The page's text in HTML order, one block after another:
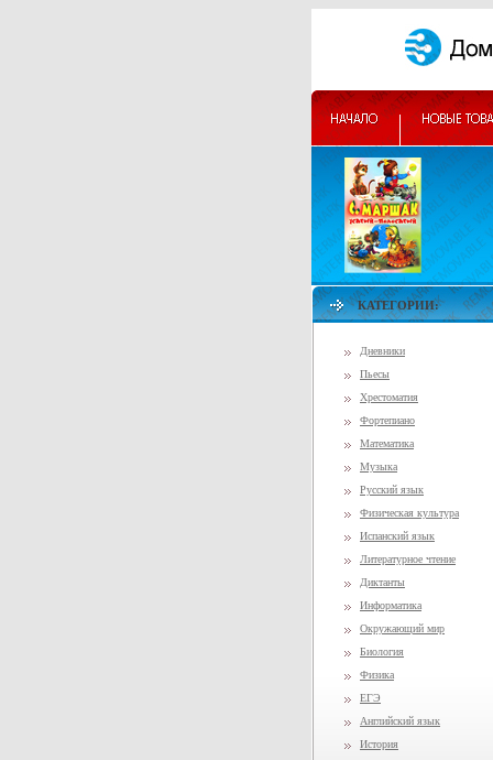
КАТЕГОРИИ:
Дневники
Пьесы
Хрестоматия
Фортепиано
Математика
Музыка
Русский язык
Физическая культура
Испанский язык
Литературное чтение
Диктанты
Информатика
Окружающий мир
Биология
Физика
ЕГЭ
Английский язык
История